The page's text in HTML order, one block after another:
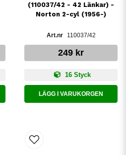
(110037/42 - 42 Länkar) -
Norton 2-cyl (1956-)
110037/42
249 kr
16 Styck
LÄGG I VARUKORGEN